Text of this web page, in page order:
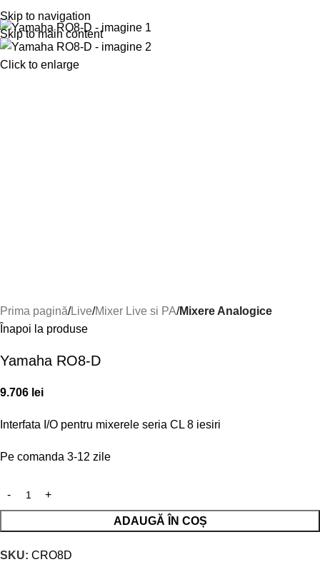
Skip to navigation
Skip to main content
Click to enlarge
Prima pagină Live Mixer Live si PA Mixere Analogice
Înapoi la produse
Yamaha RO8-D
9.706 lei
Interfata I/O pentru mixerele seria CL 8 iesiri
Pe comanda 3-12 zile
ADAUGĂ ÎN COȘ
SKU: CRO8D